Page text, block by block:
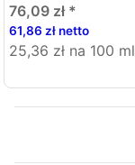
76,09 zł *
61,86 zł netto
25,36 zł na 100 ml